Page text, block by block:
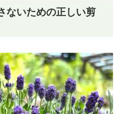
ないための正しい剪